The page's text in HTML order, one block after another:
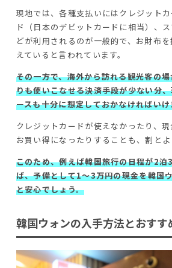
現地では、各種支払いにはクレジット
ド（日本のデビットカードに相当）、
どが利用されるのが一般的で、お財布
えていると言われています。
その一方で、海外から訪れる観光客の
りも使いこなせる決済手段が少ない分
ースも十分に想定しておかなければい
クレジットカードが使えなかったり、
お買い得になったりすることも、割とよ
このため、例えば韓国旅行の日程が2
ば、予備として1～3万円の現金を韓国
と安心でしょう。
韓国ウォンの入手方法とおすす